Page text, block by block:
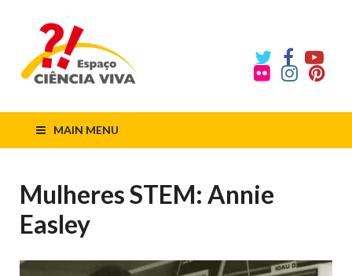
MAIN MENU
Mulheres STEM: Annie
Easley